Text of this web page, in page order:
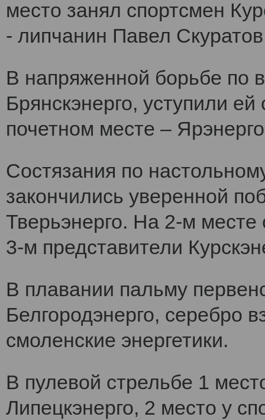
место занял спортсмен
- липчанин Павел
В напряженной борьбе по
Брянскэнерго, уступили
почетном месте –
Состязания по
закончились уверенной
Тверьэнерго. На 2-м
3-м представители
В плавании пальму
Белгородэнерго, серебро
смоленские энергетики.
В пулевой стрельбе 1
Липецкэнерго, 2 место у